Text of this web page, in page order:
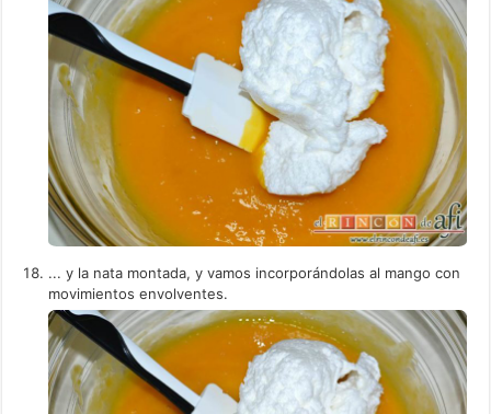
... y la nata montada, y vamos incorporándolas al mango con
movimientos envolventes.